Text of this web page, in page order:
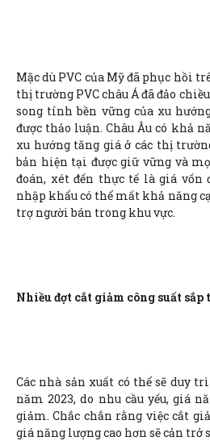
Mặc dù PVC của Mỹ đã phục hồi
thị trường PVC châu Á đã đảo
song tính bền vững của xu
được thảo luận. Châu Âu có khả
xu hướng tăng giá ở các thị
bản hiện tại được giữ vững và
đoán, xét đến thực tế là giá vốn
nhập khẩu có thể mất khả năng
trợ người bán trong khu vực.
Nhiều đợt cắt giảm công suất sắp
Các nhà sản xuất có thể sẽ duy
năm 2023, do nhu cầu yếu, giá
giảm. Chắc chắn rằng việc cắt
giá năng lượng cao hơn sẽ cản trở